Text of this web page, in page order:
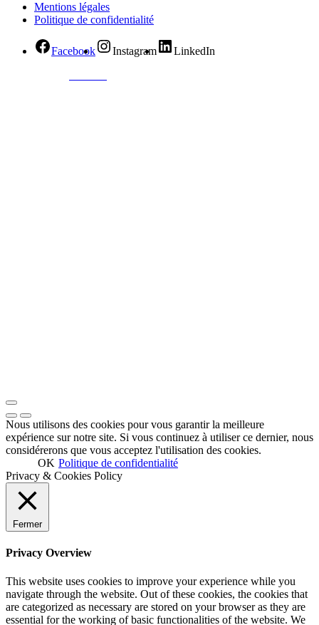
Mentions légales
Politique de confidentialité
Facebook Instagram
LinkedIn
Nous utilisons des cookies pour vous garantir la meilleure
expérience sur notre site. Si vous continuez à utiliser ce dernier, nous
considérerons que vous acceptez l'utilisation des cookies.
OK Politique de confidentialité
Privacy & Cookies Policy
Fermer
Privacy Overview
This website uses cookies to improve your experience while you
navigate through the website. Out of these cookies, the cookies that
are categorized as necessary are stored on your browser as they are
essential for the working of basic functionalities of the website. We